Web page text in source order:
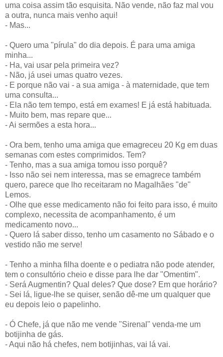
uma coisa assim tão esquisita. Não vende, não faz mal vou
a outra, nunca mais venho aqui!
- Mas...
- Quero uma "pírula" do dia depois. É para uma amiga
minha...
- Ha, vai usar pela primeira vez?
- Não, já usei umas quatro vezes.
- E porque não vai - a sua amiga - à maternidade, que tem
uma consulta...
- Ela não tem tempo, está em exames! E já está habituada.
- Muito bem, mas repare que...
- Ai sermões a esta hora...
- Ora bem, tenho uma amiga que emagreceu 20 Kg em duas
semanas com estes comprimidos. Tem?
- Tenho, mas a sua amiga tomou isso porquê?
- Isso não sei nem interessa, mas se emagrece também
quero, parece que lho receitaram no Magalhães "de"
Lemos.
- Olhe que esse medicamento não foi feito para isso, é muito
complexo, necessita de acompanhamento, é um
medicamento novo...
- Quero lá saber disso, tenho um casamento no Sábado e o
vestido não me serve!
- Tenho a minha filha doente e o pediatra não pode atender,
tem o consultório cheio e disse para lhe dar "Omentim".
- Será Augmentin? Qual deles? Que dose? Em que horário?
- Sei lá, ligue-lhe se quiser, senão dê-me um qualquer que
eu depois leio o papelinho.
- Ó Chefe, já que não me vende "Sirenal" venda-me um
botijinha de gás.
- Aqui não há chefes, nem botijinhas, vai lá vai.